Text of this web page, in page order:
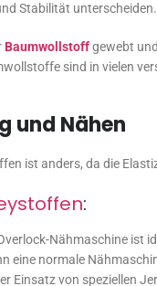
Stabilität unterscheiden.
Baumwollstoffgewebt
sind in vielen
und Nähen
ist anders, da die
:
Nähmaschine ist
eine normale
Einsatz von speziellen